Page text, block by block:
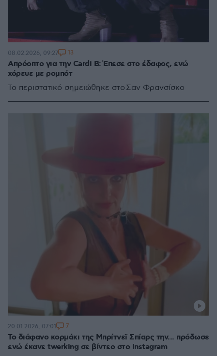
Απρόοπτο για την Cardi B: Έπεσε στο έδαφος, ενώ
χόρευε με ρομπότ
Το περιστατικό σημειώθηκε στo Σαν Φρανσίσκο
08.02.2026, 09:27 13
To διάφανο κορμάκι της Μπρίτνεϊ Σπίαρς την... πρόδωσε
ενώ έκανε twerking σε βίντεο στο Instagram
20.01.2026, 07:01 7